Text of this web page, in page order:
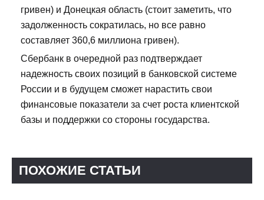
гривен) и Донецкая область (стоит заметить, что
задолженность сократилась, но все равно
составляет 360,6 миллиона гривен).
Сбербанк в очередной раз подтверждает
надежность своих позиций в банковской системе
России и в будущем сможет нарастить свои
финансовые показатели за счет роста клиентской
базы и поддержки со стороны государства.
ПОХОЖИЕ СТАТЬИ